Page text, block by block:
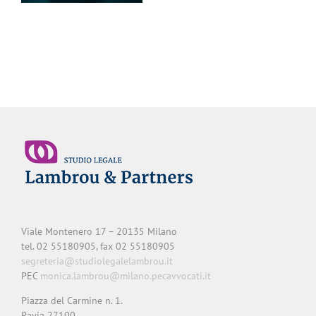
Viale Montenero 17 – 20135 Milano
tel. 02 55180905, fax 02 55180905
segreteria@studiolegalelambrou.it
PEC monica.lambrou@milano.pecavvocati.it
Piazza del Carmine n. 1.